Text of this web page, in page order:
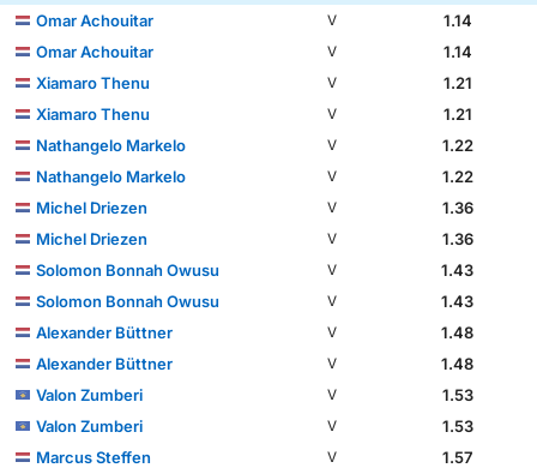
Omar Achouitar
V
1.14
Omar Achouitar
V
1.14
Xiamaro Thenu
V
1.21
Xiamaro Thenu
V
1.21
Nathangelo Markelo
V
1.22
Nathangelo Markelo
V
1.22
Michel Driezen
V
1.36
Michel Driezen
V
1.36
Solomon Bonnah Owusu
V
1.43
Solomon Bonnah Owusu
V
1.43
Alexander Büttner
V
1.48
Alexander Büttner
V
1.48
Valon Zumberi
V
1.53
Valon Zumberi
V
1.53
Marcus Steffen
V
1.57